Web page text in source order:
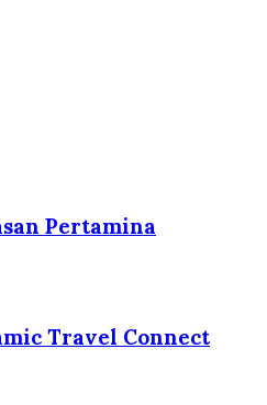
Pertamina
Travel Connect